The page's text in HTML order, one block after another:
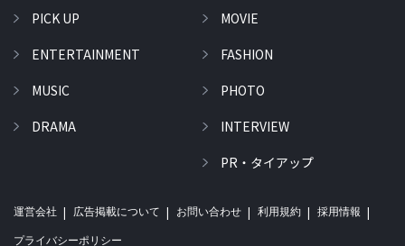
PICK UP
ENTERTAINMENT
MUSIC
DRAMA
MOVIE
FASHION
PHOTO
INTERVIEW
PR・タイアップ
運営会社 広告掲載について お問い合わせ 利用規約 採用情報
プライバシーポリシー